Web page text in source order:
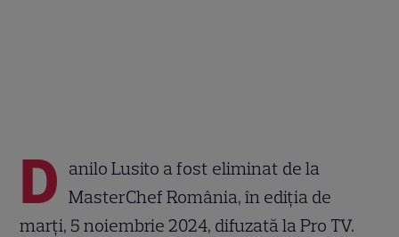
D anilo Lusito a fost eliminat de la
MasterChef România, în ediția de
marți, 5 noiembrie 2024, difuzată la Pro TV.